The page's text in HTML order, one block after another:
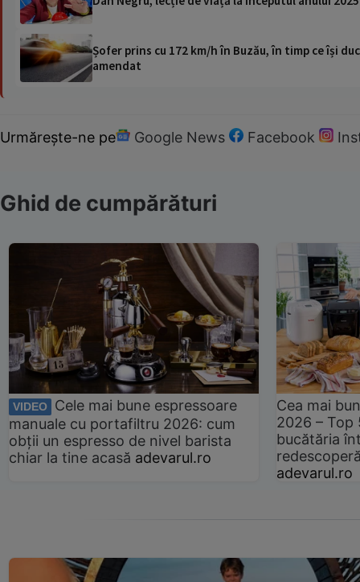
Șofer prins cu 172 km/h în Buzău, în timp ce își
amendat
Urmărește-ne pe Google News Facebook
Ghid de cumpărături
VIDEO
Cele mai bune espressoare
manuale cu portafiltru 2026: cum
obții un espresso de nivel barista
chiar la tine acasă adevarul.ro
Cea mai
2026 –
bucătăria
adevarul.ro